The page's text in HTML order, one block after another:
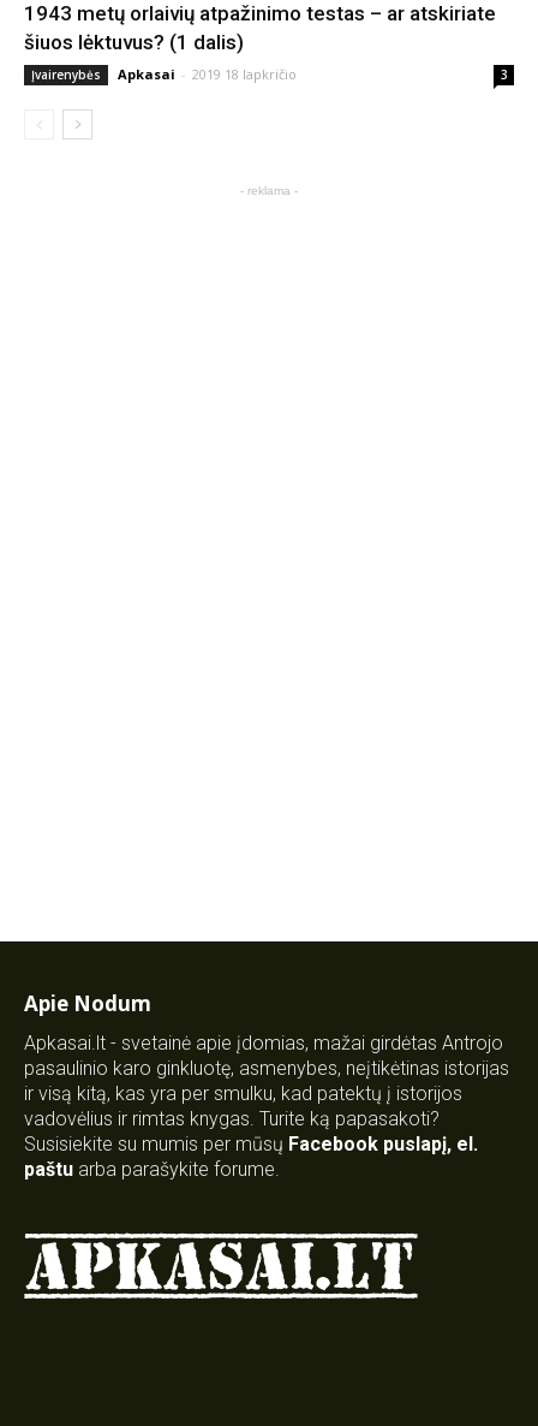
1943 metų orlaivių atpažinimo testas – ar atskiriate
šiuos lėktuvus? (1 dalis)
Įvairenybės Apkasai - 2019 18 lapkričio 3
- reklama -
Apie Nodum
Apkasai.lt - svetainė apie įdomias, mažai girdėtas Antrojo
pasaulinio karo ginkluotę, asmenybes, neįtikėtinas istorijas
ir visą kitą, kas yra per smulku, kad patektų į istorijos
vadovėlius ir rimtas knygas. Turite ką papasakoti?
Susisiekite su mumis per mūsų Facebook puslapį, el.
paštu arba parašykite forume.